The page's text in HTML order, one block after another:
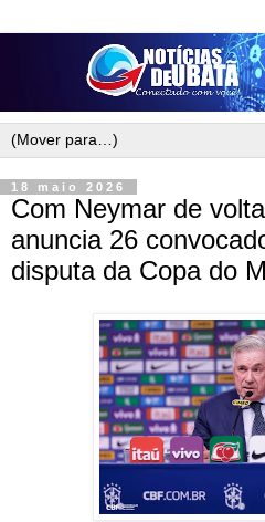
18 maio 2026
Com Neymar de
anuncia 26
disputa da Copa do